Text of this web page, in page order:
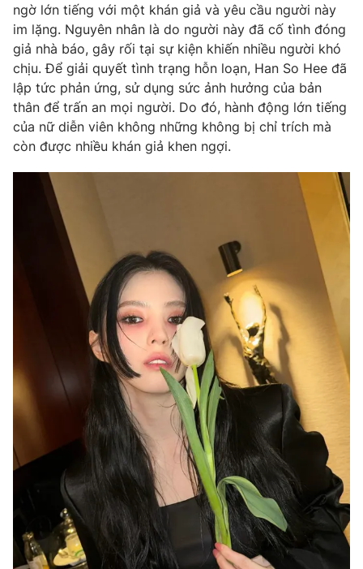
® Cấm sao chép dưới mọi hình thức nếu không có sự chấp
thuận bằng văn bản. Ghi rõ nguồn VTV.vn khi phát hành lại
thông tin từ website này.
ngờ lớn tiếng với một khán giả và yêu cầu người này
im lặng. Nguyên nhân là do người này đã cố tình đóng
giả nhà báo, gây rối tại sự kiện khiến nhiều người khó
chịu. Để giải quyết tình trạng hỗn loạn, Han So Hee đã
lập tức phản ứng, sử dụng sức ảnh hưởng của bản
thân để trấn an mọi người. Do đó, hành động lớn tiếng
của nữ diễn viên không những không bị chỉ trích mà
còn được nhiều khán giả khen ngợi.